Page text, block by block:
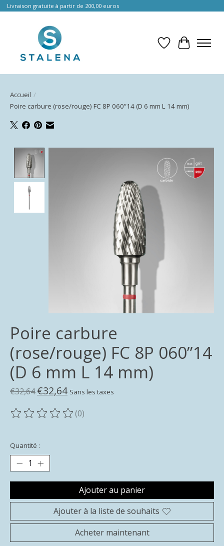
Livraison gratuite à partir de 200,00 euros
Liste dePanier
Accueil /
Poire carbure (rose/rouge) FC 8P 060”14 (D 6 mm L 14 mm)
Poire carbure
(rose/rouge) FC 8P 060”14
(D 6 mm L 14 mm)
€32,64 €32,64 Sans les taxes
Ce produit est évalué à
(0)
Quantité :
Ajouter au panier
Ajouter à la liste de souhaits
Acheter maintenant